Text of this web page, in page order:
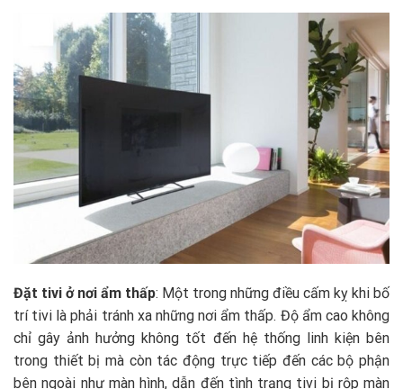
Đặt tivi ở nơi ẩm thấp: Một trong những điều cấm kỵ khi bố
trí tivi là phải tránh xa những nơi ẩm thấp. Độ ẩm cao không
chỉ gây ảnh hưởng không tốt đến hệ thống linh kiện bên
trong thiết bị mà còn tác động trực tiếp đến các bộ phận
bên ngoài như màn hình, dẫn đến tình trạng tivi bị rộp màn